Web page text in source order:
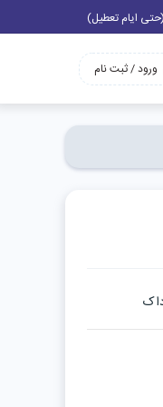
ایام تعطیل)
ورود / ثبت نام